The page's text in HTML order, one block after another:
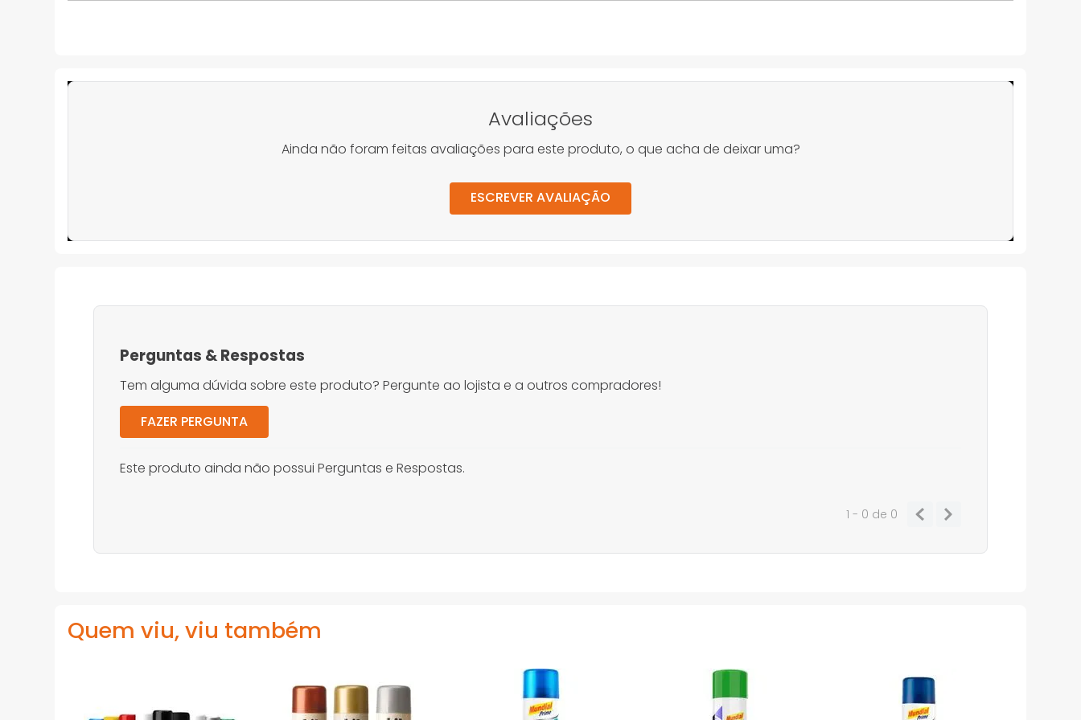
Avaliações
Ainda não foram feitas avaliações para este produto, o que acha de deixar uma?
ESCREVER AVALIAÇÃO
Perguntas &Respostas
Tem alguma dúvida sobre este produto? Pergunte ao lojista e a outros compradores!
FAZER PERGUNTA
Este produto ainda não possui Perguntas e Respostas.
1 - 0 de 0
Quem viu, viu também